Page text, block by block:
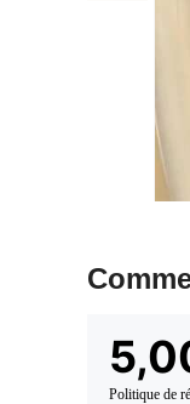
Politique de